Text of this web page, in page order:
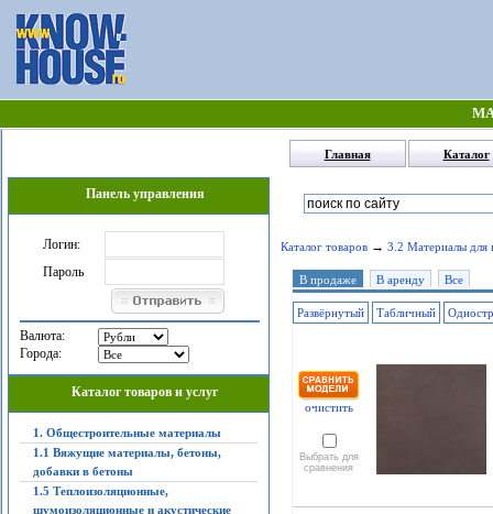
Главная Каталог
Панель управления
Логин:
Пароль
Валюта:
Города:
Каталог товаров и услуг
1. Общестроительные материалы
1.1 Вяжущие материалы, бетоны,
добавки в бетоны
1.5 Теплоизоляционные,
шумоизоляционные и акустические
Каталог товаров→ 3.2 Материалы для
В продаже В аренду Все
Развёрнутый Табличный
очистить
Выбрать для
сравнения